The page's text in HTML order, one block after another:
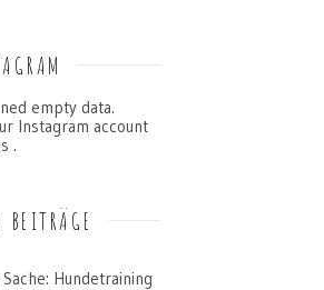
empty data.
Instagram account
.
BEITRÄGE
Hundetraining